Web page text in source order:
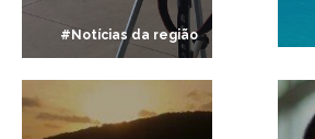
#Notícias da região
3/06/2026